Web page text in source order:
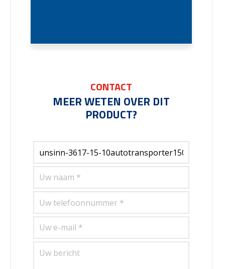
CONTACT
MEER WETEN OVER DIT
PRODUCT?